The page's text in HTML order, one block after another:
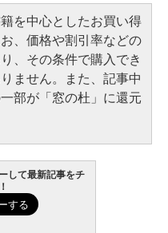
を中心としたお買い得
、価格や割引率などの
、その条件で購入でき
ません。また、記事中
部が「窓の杜」に還元
して最新記事をチ